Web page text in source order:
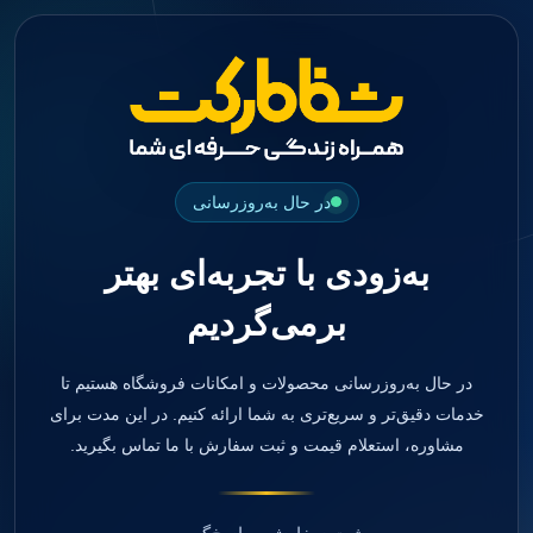
در حال به‌روزرسانی
به‌زودی با تجربه‌ای بهتر
برمی‌گردیم
در حال به‌روزرسانی محصولات و امکانات فروشگاه هستیم تا
خدمات دقیق‌تر و سریع‌تری به شما ارائه کنیم. در این مدت برای
مشاوره، استعلام قیمت و ثبت سفارش با ما تماس بگیرید.
جستجو
Impression Coping
صفحه اصلی
دندانپزشکی
مواد ترمیمی
کامپوزیت
کامپوزیت فلو
اسید اچ
باندینگ
بلیچینگ